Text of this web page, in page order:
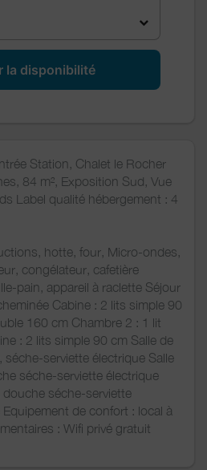
la disponibilité
Station, Chalet le Rocher
84 m², Exposition Sud, Vue
Label qualité hébergement : 4
hotte, four, Micro-ondes,
congélateur, cafetière
pain, appareil à raclette Séjour
Cabine : 2 lits simple 90
160 cm Chambre 2 : 1 lit
: 2 lits simple 90 cm Salle de
séche-serviette électrique Salle
séche-serviette électrique
douche séche-serviette
de confort : local à
: Wifi privé gratuit